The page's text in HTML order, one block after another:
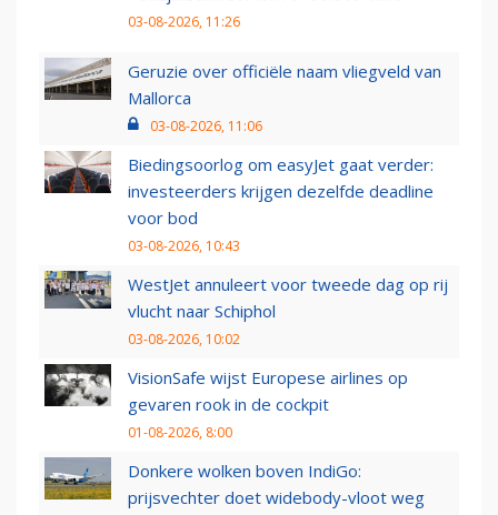
03-08-2026, 11:26
Geruzie over officiële naam vliegveld van
Mallorca
03-08-2026, 11:06
Biedingsoorlog om easyJet gaat verder:
investeerders krijgen dezelfde deadline
voor bod
03-08-2026, 10:43
WestJet annuleert voor tweede dag op rij
vlucht naar Schiphol
03-08-2026, 10:02
VisionSafe wijst Europese airlines op
gevaren rook in de cockpit
01-08-2026, 8:00
Donkere wolken boven IndiGo:
prijsvechter doet widebody-vloot weg